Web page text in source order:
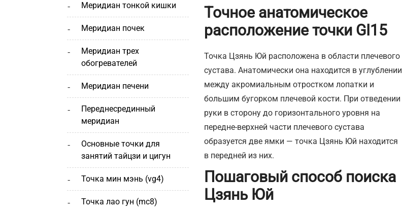
меридиан тонкой кишки
меридиан почек
меридиан трех
обогревателей
меридиан печени
переднесрединный
меридиан
основные точки для
занятий тайцзи и цигун
точка мин мэнь (vg4)
точка лао гун (mc8)
Точное анатомическое
расположение точки GI15
Точка Цзянь Юй расположена в области плечевого
сустава. Анатомически она находится в углублении
между акромиальным отростком лопатки и
большим бугорком плечевой кости. При отведении
руки в сторону до горизонтального уровня на
передне-верхней части плечевого сустава
образуется две ямки — точка Цзянь Юй находится
в передней из них.
Пошаговый способ поиска
Цзянь Юй